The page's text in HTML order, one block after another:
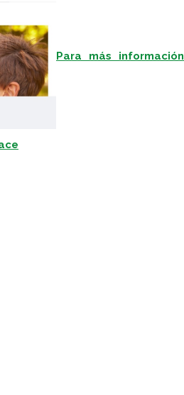
Para más